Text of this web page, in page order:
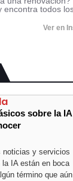
sobre la IA
noticias y servicios
IA están en boca
término que aún